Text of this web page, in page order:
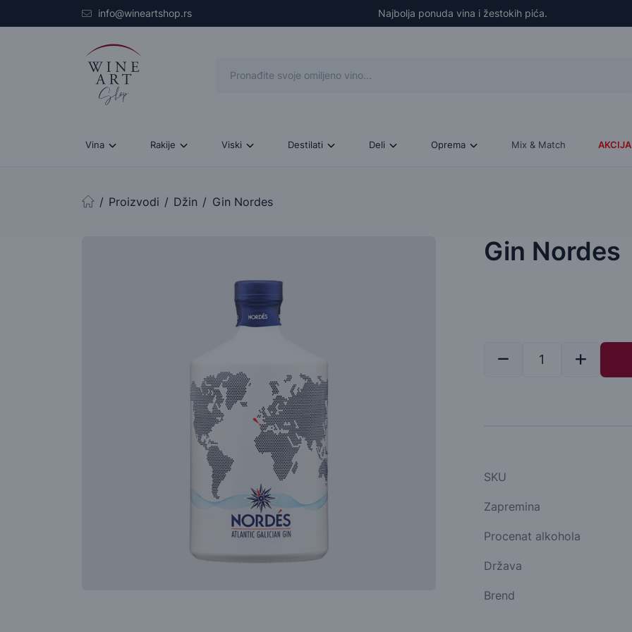
Skip to main contentinfo@wineartshop.rs Najbolja ponuda vina i žestokih pića.
Vina Rakije Viski Destilati Deli Oprema Mix & Match AKCIJA
Početna stranica
Proizvodi Džin Gin Nordes
Gin Nordes
SKU
Zapremina
Procenat alkohola
Država
Brend